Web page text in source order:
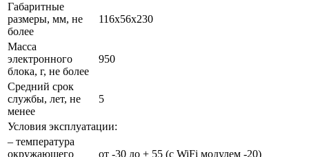
Габаритные
размеры, мм, не
более
116х56х230
Масса
электронного
блока, г, не более
950
Средний срок
службы, лет, не
менее
5
Условия эксплуатации:
– температура
окружающего
от -30 до + 55 (с WiFi модулем -20)